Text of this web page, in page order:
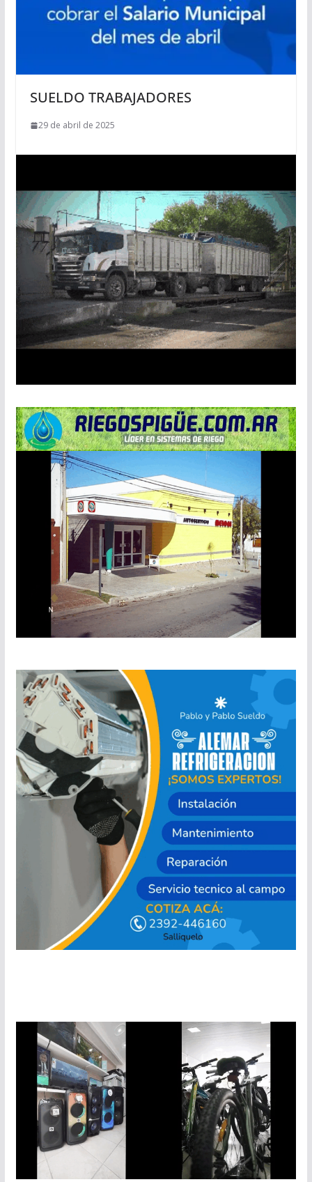
SUELDO TRABAJADORES
29 de abril de 2025